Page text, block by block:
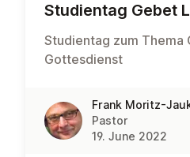
Stud­i­entag Gebet
Studientag zum Thema
Gottesdienst
Frank Moritz-
Pastor
19. June 2022